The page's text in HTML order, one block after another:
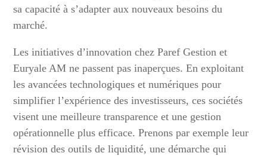
sa capacité à s’adapter aux nouveaux besoins du
marché.
Les initiatives d’innovation chez Paref Gestion et
Euryale AM ne passent pas inaperçues. En exploitant
les avancées technologiques et numériques pour
simplifier l’expérience des investisseurs, ces sociétés
visent une meilleure transparence et une gestion
opérationnelle plus efficace. Prenons par exemple leur
révision des outils de liquidité, une démarche qui